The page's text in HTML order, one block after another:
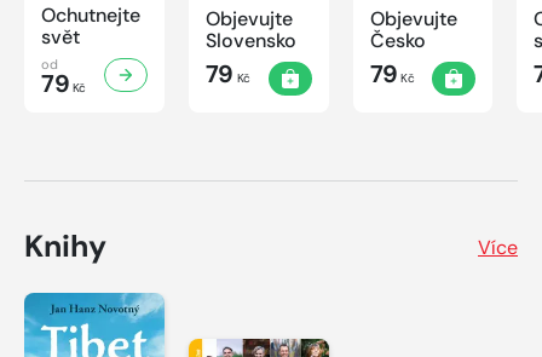
Ochutnejte
svět
od
79 Kč
Objevujte
Slovensko
79 Kč
Objevujte
Česko
79 Kč
Knihy Více